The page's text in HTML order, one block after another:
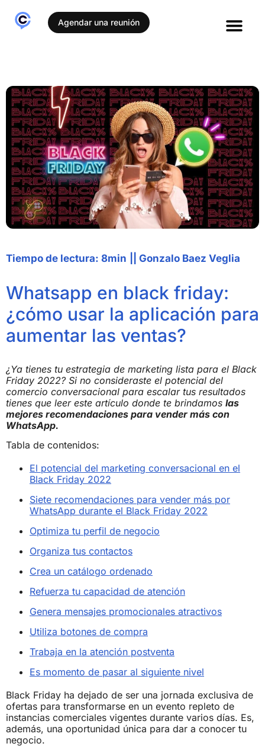
Agendar una reunión
Tiempo de lectura: 8min Gonzalo Baez Veglia
Whatsapp en black friday:
¿cómo usar la aplicación para
aumentar las ventas?
¿Ya tienes tu estrategia de marketing lista para el Black
Friday 2022? Si no consideraste el potencial del
comercio conversacional para escalar tus resultados
tienes que leer este artículo donde te brindamos las
mejores recomendaciones para vender más con
WhatsApp.
Tabla de contenidos:
El potencial del marketing conversacional en el
Black Friday 2022
Siete recomendaciones para vender más por
WhatsApp durante el Black Friday 2022
Optimiza tu perfil de negocio
Organiza tus contactos
Crea un catálogo ordenado
Refuerza tu capacidad de atención
Genera mensajes promocionales atractivos
Utiliza botones de compra
Trabaja en la atención postventa
Es momento de pasar al siguiente nivel
Black Friday ha dejado de ser una jornada exclusiva de
ofertas para transformarse en un evento repleto de
instancias comerciales vigentes durante varios días. Es,
además, una oportunidad única para dar a conocer tu
negocio.